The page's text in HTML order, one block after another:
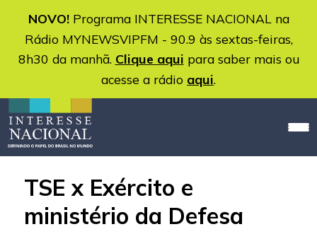
NOVO!Programa INTERESSE NACIONAL na
Rádio MYNEWSVIPFM - 90.9 às sextas-feiras,
8h30 da manhã. Clique aqui para saber mais ou
acesse a rádio aqui.
TSE x Exército e
ministério da Defesa